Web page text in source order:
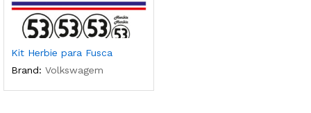
Kit Herbie para Fusca
Brand: Volkswagem